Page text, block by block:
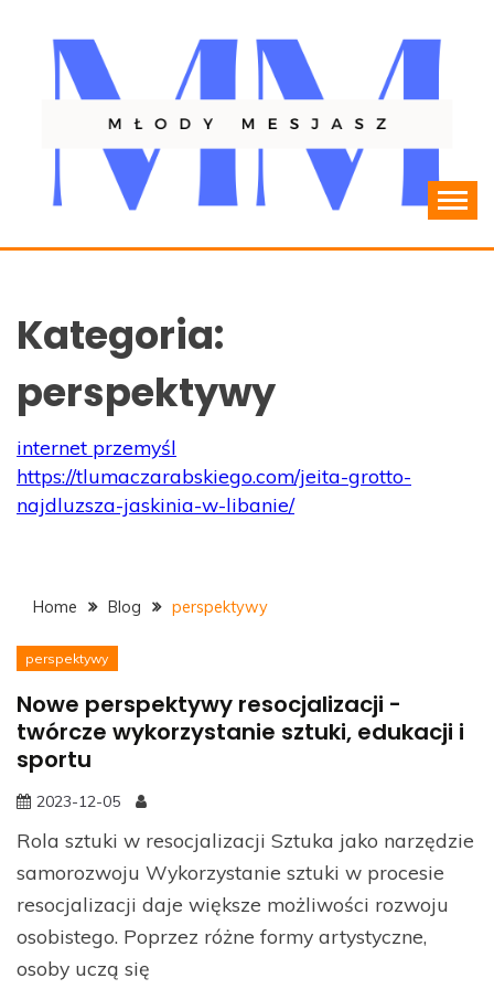
content
MLODYMESJASZ.PL
Kategoria:
perspektywy
internet przemyśl
https://tlumaczarabskiego.com/jeita-grotto-
najdluzsza-jaskinia-w-libanie/
Home Blog perspektywy
perspektywy
Nowe perspektywy resocjalizacji -
twórcze wykorzystanie sztuki, edukacji i
sportu
2023-12-05
Rola sztuki w resocjalizacji Sztuka jako narzędzie
samorozwoju Wykorzystanie sztuki w procesie
resocjalizacji daje większe możliwości rozwoju
osobistego. Poprzez różne formy artystyczne,
osoby uczą się